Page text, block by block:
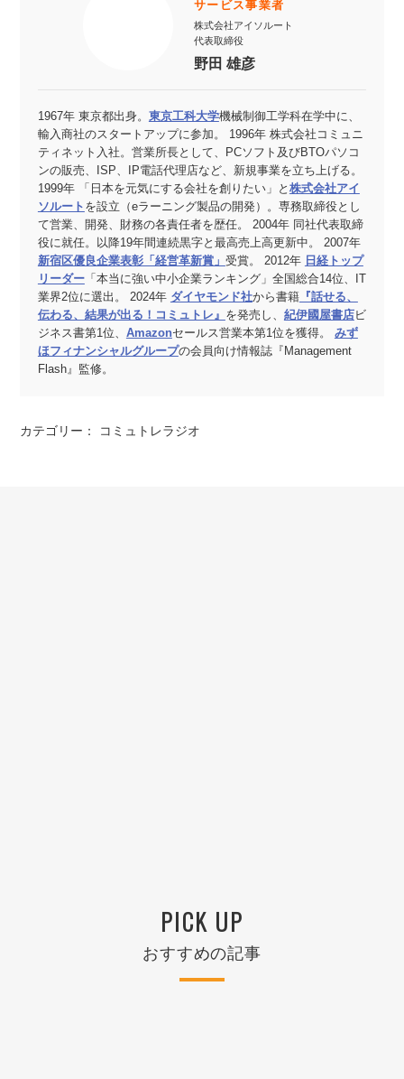
株式会社アイソルート
代表取締役
野田 雄彦
1967年 東京都出身。 東京工科大学機械制御工学科在学中に、
輸入商社のスタートアップに参加。 1996年 株式会社コミュニ
ティネット入社。営業所長として、PCソフト及びBTOパソコ
ンの販売、ISP、IP電話代理店など、新規事業を立ち上げる。
1999年 「日本を元気にする会社を創りたい」と 株式会社アイ
ソルート を設立（eラーニング製品の開発）。専務取締役とし
て営業、開発、財務の各責任者を歴任。 2004年 同社代表取締
役に就任。以降19年間連続黒字と最高売上高更新中。 2007年
新宿区優良企業表彰「経営革新賞」 受賞。 2012年 日経トップ
リーダー「本当に強い中小企業ランキング」全国総合14位、IT
業界2位に選出。 2024年 ダイヤモンド社から書籍『話せる、
伝わる、結果が出る！コミュトレ』 を発売し、 紀伊國屋書店ビ
ジネス書第1位、 Amazonセールス営業本第1位を獲得。 みず
ほフィナンシャルグループの会員向け情報誌『Management
Flash』監修。
カテゴリー： コミュトレラジオ
PICK UP
おすすめの記事